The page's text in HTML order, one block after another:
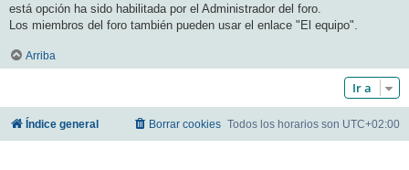
está opción ha sido habilitada por el Administrador del foro.
Los miembros del foro también pueden usar el enlace "El equipo".
Arriba
Ir a
Índice general Todos los horarios son UTC+02:00
Borrar cookies